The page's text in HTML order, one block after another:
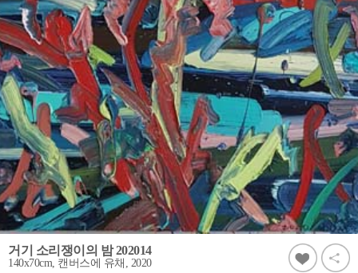
거기 소리쟁이의 밤 202014
140x70cm, 캔버스에 유채, 2020